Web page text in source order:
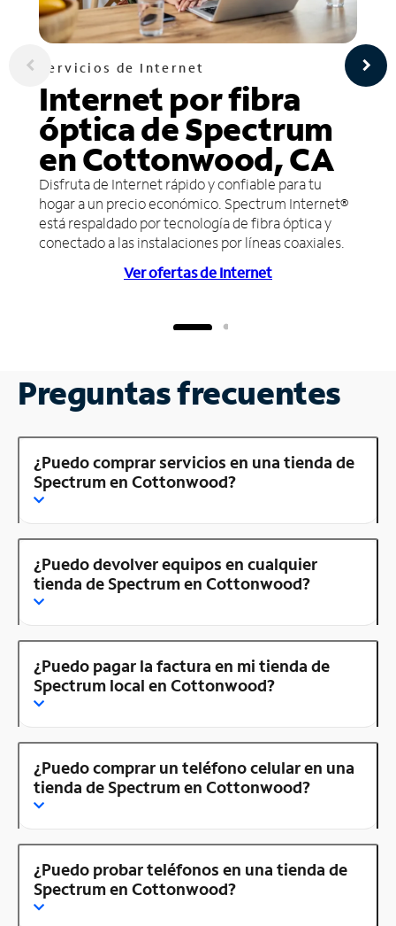
Servicios de Internet
Internet por fibra
óptica de Spectrum
en Cottonwood, CA
Disfruta de Internet rápido y confiable para tu
hogar a un precio económico. Spectrum Internet®
está respaldado por tecnología de fibra óptica y
conectado a las instalaciones por líneas coaxiales.
Ver ofertas de Internet
Preguntas frecuentes
¿Puedo comprar servicios en una tienda de
Spectrum en Cottonwood?
¿Puedo devolver equipos en cualquier
tienda de Spectrum en Cottonwood?
¿Puedo pagar la factura en mi tienda de
Spectrum local en Cottonwood?
¿Puedo comprar un teléfono celular en una
tienda de Spectrum en Cottonwood?
¿Puedo probar teléfonos en una tienda de
Spectrum en Cottonwood?